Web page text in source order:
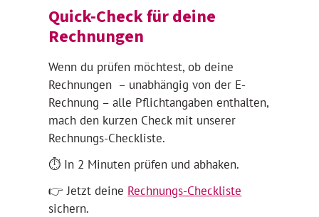
Quick-Check für deine
Rechnungen
Wenn du prüfen möchtest, ob deine
Rechnungen – unabhängig von der E-
Rechnung – alle Pflichtangaben enthalten,
mach den kurzen Check mit unserer
Rechnungs-Checkliste.
⏱️ In 2 Minuten prüfen und abhaken.
👉 Jetzt deine Rechnungs-Checkliste
sichern.